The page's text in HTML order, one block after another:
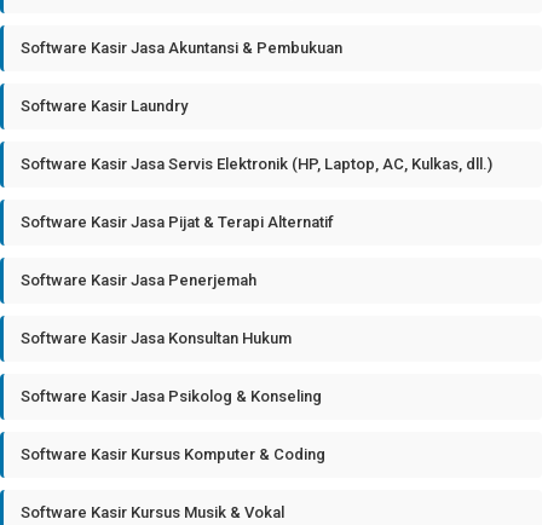
Software Kasir Jasa Akuntansi & Pembukuan
Software Kasir Laundry
Software Kasir Jasa Servis Elektronik (HP, Laptop, AC, Kulkas, dll.)
Software Kasir Jasa Pijat & Terapi Alternatif
Software Kasir Jasa Penerjemah
Software Kasir Jasa Konsultan Hukum
Software Kasir Jasa Psikolog & Konseling
Software Kasir Kursus Komputer & Coding
Software Kasir Kursus Musik & Vokal